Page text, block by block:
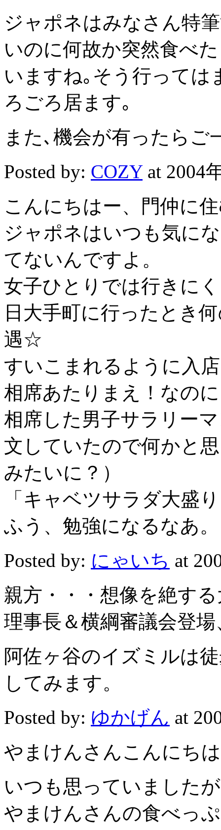
ジャポネはみなさん特
いのに何故か突然食べ
いますね｡そう行っては
ろごろ居ます｡
また､機会が有ったらご
Posted by: COZYat 2004
こんにちはー、門仲に
ジャポネはいつも気に
てないんですよ。
女子ひとりでは行きに
日大手町に行ったとき
遇☆
すいこまれるように入
相席あたりまえ！なの
相席した男子サラリー
文していたので何かと
みたいに？）
「キャベツサラダ大盛
ふう、勉強になるなあ。
Posted by: にゃいち at
親方・・・想像を絶す
理事長＆横綱審議会登
阿佐ヶ谷のイズミルは
してみます。
Posted by: ゆかげん at
やまけんさんこんにち
いつも思っていました
やまけんさんの食べっ